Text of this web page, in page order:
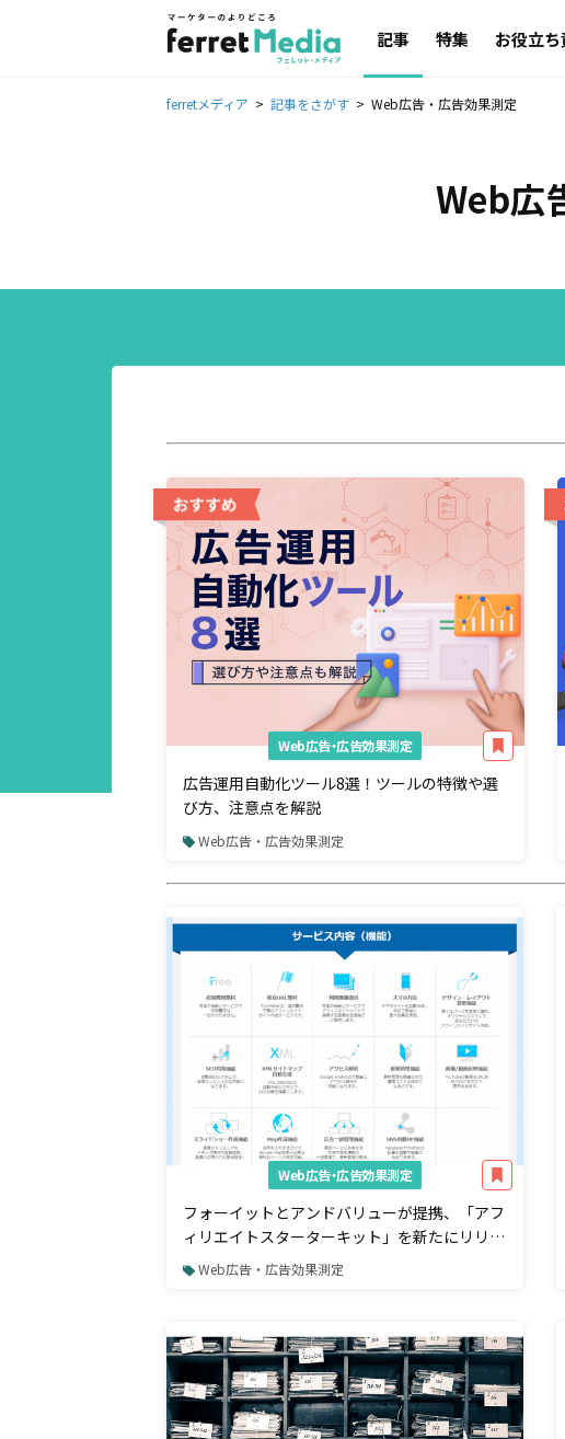
記事 特集 お役立
ferretメディア 記事をさがす Web広告・広告効果測定
Web広
Web広告・広告効果測定
広告運用自動化ツール8選！ツールの特徴や選
び方、注意点を解説
Web広告・広告効果測定
Web広告・広告効果測定
フォーイットとアンドバリューが提携、「アフ
ィリエイトスターターキット」を新たにリリー
ス Web広告・広告効果測定